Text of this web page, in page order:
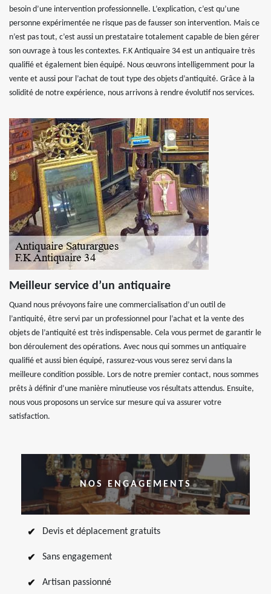
besoin d’une intervention professionnelle. L’explication, c’est qu’une
personne expérimentée ne risque pas de fausser son intervention. Mais ce
n’est pas tout, c’est aussi un prestataire totalement capable de bien gérer
son ouvrage à tous les contextes. F.K Antiquaire 34 est un antiquaire très
qualifié et également bien équipé. Nous œuvrons intelligemment pour la
vente et aussi pour l’achat de tout type des objets d’antiquité. Grâce à la
solidité de notre expérience, nous arrivons à rendre évolutif nos services.
Meilleur service d’un antiquaire
Quand nous prévoyons faire une commercialisation d’un outil de
l’antiquité, être servi par un professionnel pour l’achat et la vente des
objets de l’antiquité est très indispensable. Cela vous permet de garantir le
bon déroulement des opérations. Avec nous qui sommes un antiquaire
qualifié et aussi bien équipé, rassurez-vous vous serez servi dans la
meilleure condition possible. Lors de notre premier contact, nous sommes
prêts à définir d’une manière minutieuse vos résultats attendus. Ensuite,
nous vous proposons un service sur mesure qui va assurer votre
satisfaction.
NOS ENGAGEMENTS
Devis et déplacement gratuits
Sans engagement
Artisan passionné